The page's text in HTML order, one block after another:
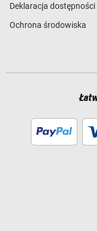
Deklaracja dostępności
Ochrona środowiska